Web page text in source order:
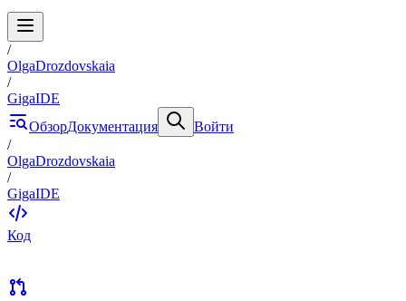
/
OlgaDrozdovskaia
/
GigaIDE
ОбзорДокументация
Войти
/
OlgaDrozdovskaia
/
GigaIDE
Код